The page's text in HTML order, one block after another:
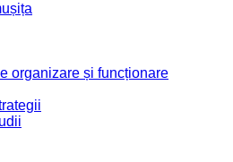
organizare și funcționare